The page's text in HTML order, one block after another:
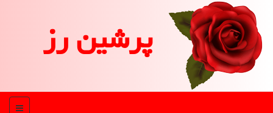
پرشین رز
منو